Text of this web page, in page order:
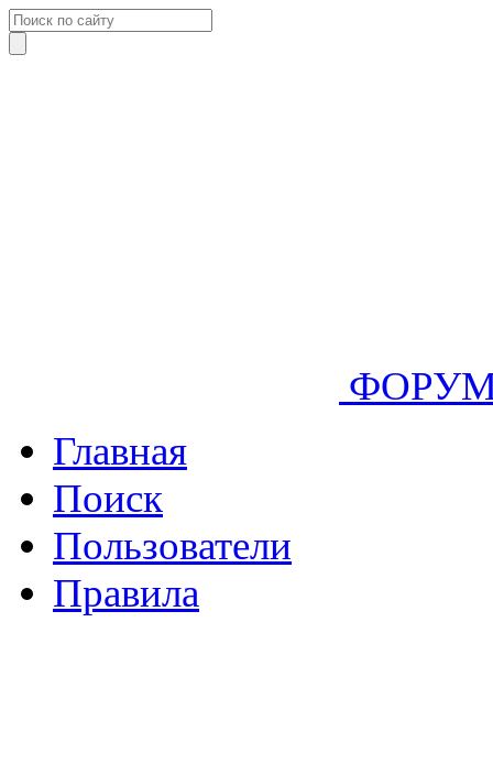
Главная
Поиск
Пользователи
Правила